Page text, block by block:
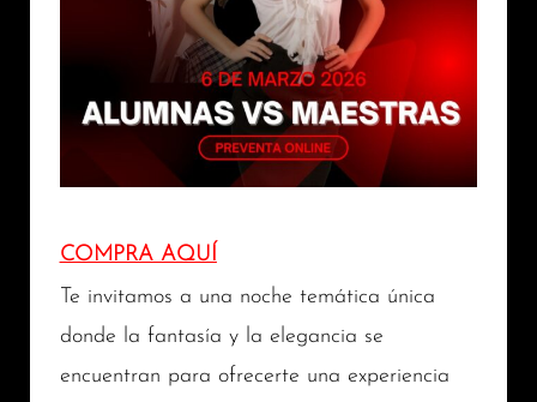
COMPRA AQUÍ
Te invitamos a una noche temática única
donde la fantasía y la elegancia se
encuentran para ofrecerte una experiencia